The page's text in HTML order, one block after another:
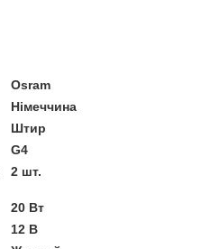
Osram
Німеччина
Штир
G4
2 шт.
20 Вт
12 В